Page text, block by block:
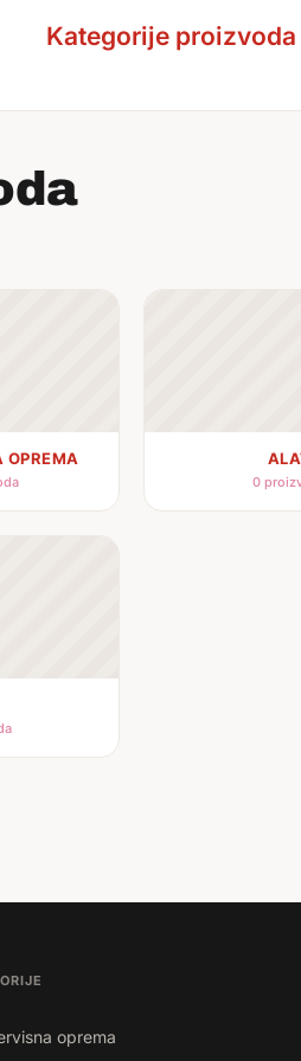
Kategorije proizvoda
OPREMA
0
oprema